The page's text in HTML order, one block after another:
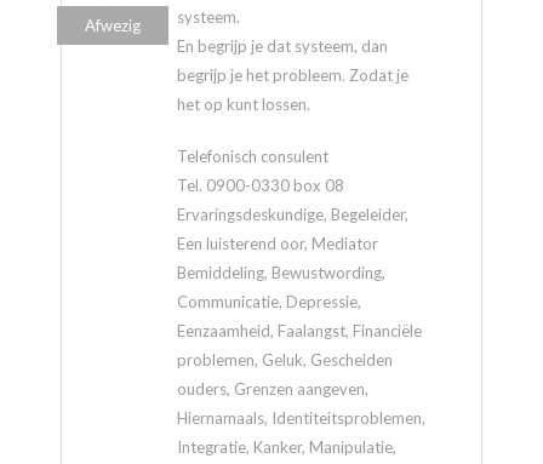
systeem.
En begrijp je dat systeem, dan
begrijp je het probleem. Zodat je
het op kunt lossen.
Telefonisch consulent
Tel. 0900-0330 box 08
Ervaringsdeskundige, Begeleider,
Een luisterend oor, Mediator
Bemiddeling, Bewustwording,
Communicatie, Depressie,
Eenzaamheid, Faalangst, Financiële
problemen, Geluk, Gescheiden
ouders, Grenzen aangeven,
Hiernamaals, Identiteitsproblemen,
Integratie, Kanker, Manipulatie,
Afwezig